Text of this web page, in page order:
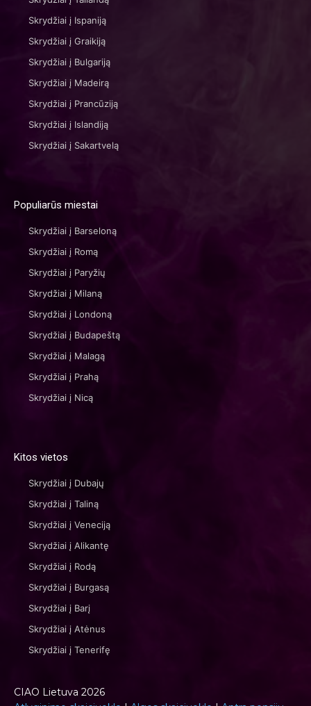
Skrydžiai į Ispaniją
Skrydžiai į Graikiją
Skrydžiai į Bulgariją
Skrydžiai į Madeirą
Skrydžiai į Prancūziją
Skrydžiai į Islandiją
Skrydžiai į Sakartvelą
Populiarūs miestai
Skrydžiai į Barseloną
Skrydžiai į Romą
Skrydžiai į Paryžių
Skrydžiai į Milaną
Skrydžiai į Londoną
Skrydžiai į Budapeštą
Skrydžiai į Malagą
Skrydžiai į Prahą
Skrydžiai į Nicą
Kitos vietos
Skrydžiai į Dubajų
Skrydžiai į Taliną
Skrydžiai į Veneciją
Skrydžiai į Alikantę
Skrydžiai į Rodą
Skrydžiai į Burgasą
Skrydžiai į Barį
Skrydžiai į Atėnus
Skrydžiai į Tenerifę
CIAO Lietuva 2026